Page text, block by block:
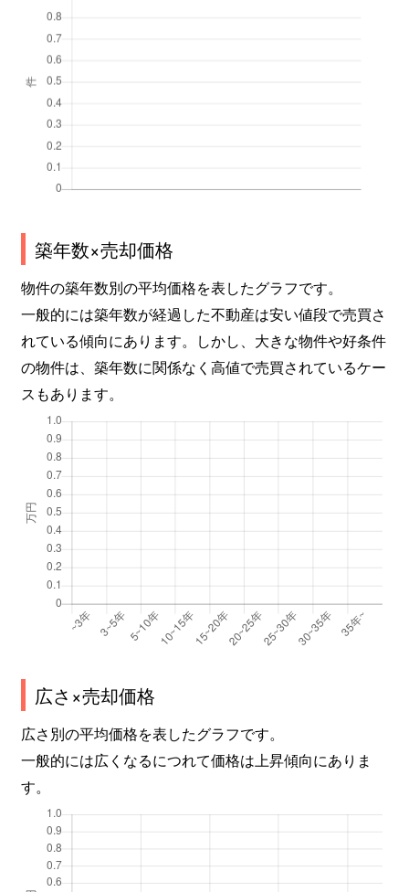
築年数×売却価格
物件の築年数別の平均価格を表したグラフです。
一般的には築年数が経過した不動産は安い値段で売買さ
れている傾向にあります。しかし、大きな物件や好条件
の物件は、築年数に関係なく高値で売買されているケー
スもあります。
広さ×売却価格
広さ別の平均価格を表したグラフです。
一般的には広くなるにつれて価格は上昇傾向にありま
す。